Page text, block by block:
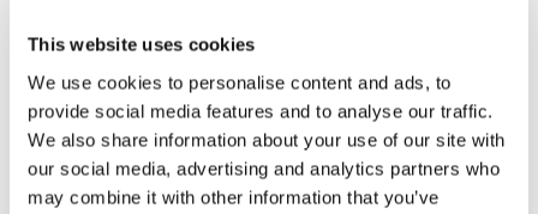
This website uses cookies
We use cookies to personalise content and ads, to
provide social media features and to analyse our traffic.
We also share information about your use of our site with
our social media, advertising and analytics partners who
may combine it with other information that you’ve